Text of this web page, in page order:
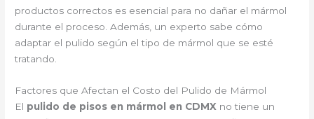
productos correctos es esencial para no dañar el mármol
durante el proceso. Además, un experto sabe cómo
adaptar el pulido según el tipo de mármol que se esté
tratando.
Factores que Afectan el Costo del Pulido de Mármol
El pulido de pisos en mármol en CDMX no tiene un